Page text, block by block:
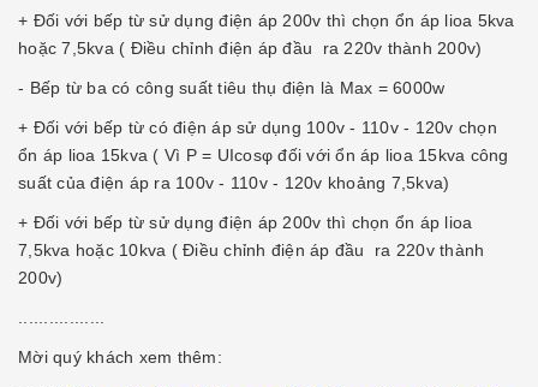
+ Đối với bếp từ sử dụng điện áp 200v thì chọn ổn áp lioa 5kva
hoặc 7,5kva ( Điều chỉnh điện áp đầu ra 220v thành 200v)
- Bếp từ ba có công suất tiêu thụ điện là Max = 6000w
+ Đối với bếp từ có điện áp sử dụng 100v - 110v - 120v chọn
ổn áp lioa 15kva ( Vì P = UIcosφ đối với ổn áp lioa 15kva công
suất của điện áp ra 100v - 110v - 120v khoảng 7,5kva)
+ Đối với bếp từ sử dụng điện áp 200v thì chọn ổn áp lioa
7,5kva hoặc 10kva ( Điều chỉnh điện áp đầu ra 220v thành
200v)
Mời quý khách xem thêm: